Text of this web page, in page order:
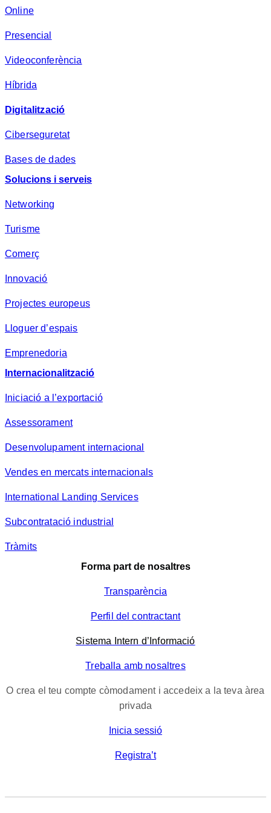
d
s
a
Online
Presencial
Videoconferència
Híbrida
Digitalització
Ciberseguretat
Bases de dades
Solucions i serveis
Networking
Turisme
Comerç
Innovació
Projectes europeus
Lloguer d’espais
Emprenedoria
Internacionalització
Iniciació a l’exportació
Assessorament
Desenvolupament internacional
Vendes en mercats internacionals
International Landing Services
Subcontratació industrial
Tràmits
Forma part de nosaltres
Transparència
Perfil del contractant
Sistema Intern d’Informació
Treballa amb nosaltres
O crea el teu compte còmodament i accedeix a la teva àrea
privada
Inicia sessió
Registra’t